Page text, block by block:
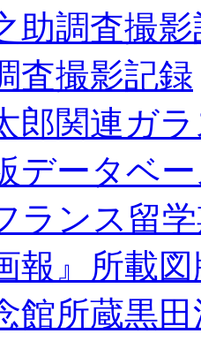
助調査撮
査撮影記録
郎関連ガ
データベ
ランス留
報』所載
館所蔵黒